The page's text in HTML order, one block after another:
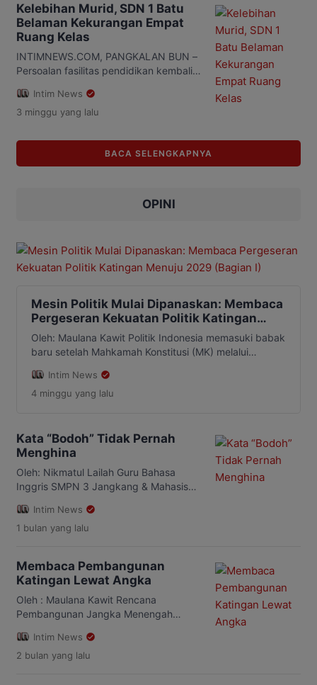
ke perguruan tinggi, meski kondisi
keuangan daerah sedang mengalami
efisiensi. Kepala Dinas Pendidikan
Kalteng, Muhammad Reza Prabowo
mengatakan, kebijakan itu merupakan
Sabran agar […]
Kelebihan Murid, SDN 1 Batu
Belaman Kekurangan Empat
Ruang Kelas
INTIMNEWS.COM, PANGKALAN BUN –
Persoalan fasilitas pendidikan kembali
Kotawaringin Barat (Kobar). SDN 1 Batu
Belaman, Kecamatan Kumai, kini
kelas akibat terus meningkatnya jumlah
peserta didik dari tahun ke tahun,
Sabtu (18/7/2026). Kondisi tersebut
belum berjalan secara ideal.
Keterbatasan ruang belajar memaksa
Intim News
3 minggu yang lalu
BACA SELENGKAPNYA
OPINI
Mesin Politik Mulai Dipanaskan: Membaca
Pergeseran Kekuatan Politik Katingan
Menuju 2029 (Bagian I)
Oleh: Maulana Kawit Politik Indonesia memasuki babak
baru setelah Mahkamah Konstitusi (MK) melalui
pemisahan pelaksanaan Pemilu Nasional dan Pemilu
Daerah mulai tahun 2029. Putusan tersebut mengakhiri
legislatif, dan kepala daerah dalam satu siklus waktu
yang berdekatan. Perubahan ini bukan sekadar
Intim News
4 minggu yang lalu
Kata “Bodoh” Tidak Pernah
Menghina
Oleh: Nikmatul Lailah Guru Bahasa
Inggris SMPN 3 Jangkang & Mahasiswi
Universitas Negeri Semarang
INTIMNEWS.COM – Bahasa seringkali
kompleks dari semua itu. Yang
sesungguhnya bekerja adalah makna
yang lahir dari konteks, relasi sosial,
sejarah, budaya, dan tujuan
Intim News
1 bulan yang lalu
Membaca Pembangunan
Katingan Lewat Angka
Oleh : Maulana Kawit Rencana
Pembangunan Jangka Menengah
2025–2029 menempatkan visi
pembangunan daerah pada
Intim News
2 bulan yang lalu